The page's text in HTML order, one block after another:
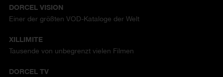
DORCEL VISION
Einer der größten VOD-Kataloge der Welt
XILLIMITE
Tausende von unbegrenzt vielen Filmen
DORCEL TV